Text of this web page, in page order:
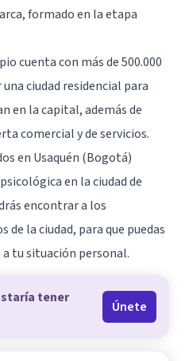
formado en la etapa
cuenta con más de 500.000
ciudad residencial para
en la capital, además de
comercial y de servicios.
en Usaquén (Bogotá)
en la ciudad de
encontrar a los
de la ciudad, para que puedas
tu situación personal.
tener
Únete